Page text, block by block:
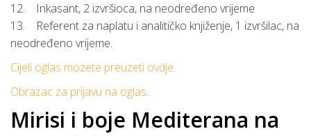
12. Inkasant, 2 izvršioca, na neodređeno vrijeme
13. Referent za naplatu i analitičko knjiženje, 1 izvršilac, na
neodređeno vrijeme.
Cijeli oglas mozete preuzeti ovdje.
Obrazac za prijavu na oglas.
Mirisi i boje Mediterana na